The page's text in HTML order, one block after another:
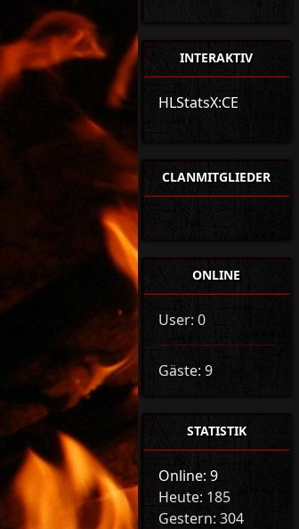
INTERAKTIV
HLStatsX:CE
CLANMITGLIEDER
ONLINE
User: 0
Gäste: 9
STATISTIK
Online: 9
Heute: 185
Gestern: 304